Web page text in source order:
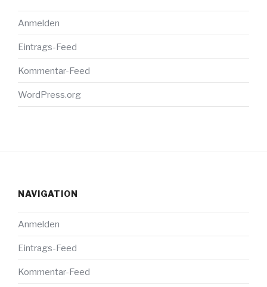
Anmelden
Eintrags-Feed
Kommentar-Feed
WordPress.org
NAVIGATION
Anmelden
Eintrags-Feed
Kommentar-Feed